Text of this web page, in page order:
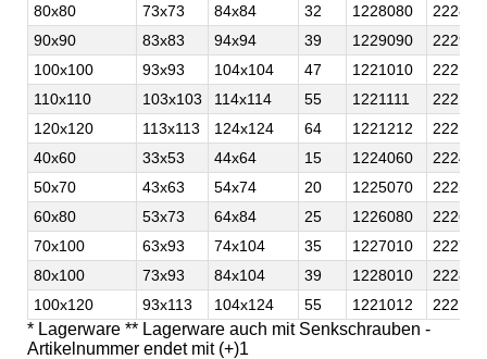
80x80
73x73 84x84 32 1228080
90x90
83x83 94x94 39 1229090
100x100
93x93 104x104 47 1221010
110x110
103x103 114x114 55 1221111
120x120
113x113 124x124 64 1221212
40x60
33x53 44x64 15 1224060
50x70
43x63 54x74 20 1225070
60x80
53x73 64x84 25 1226080
70x100
63x93 74x104 35 1227010
80x100
73x93 84x104 39 1228010
100x120
93x113 104x124 55 1221012
* Lagerware ** Lagerware auch mit Senkschrauben -
Artikelnummer endet mit (+)1